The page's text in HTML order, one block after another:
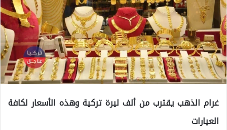
غرام الذهب يقترب من ألف ليرة تركية وهذه الأسعار لكافة
العيارات